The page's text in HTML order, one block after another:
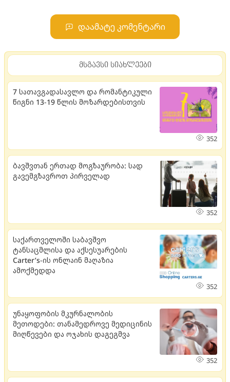
დაამატე კომენტარი
მსგავსი სიახლეები
7 სათავგადასავლო და რომანტიკული
წიგნი 13-19 წლის მოზარდებისთვის
352
ბავშვთან ერთად მოგზაურობა: სად
გავემგზავროთ პირველად
352
საქართველოში საბავშვო
ტანსაცმლისა და აქსესუარების
Carter’s-ის ონლაინ მაღაზია
ამოქმედდა
352
უნაყოფობის მკურნალობის
მეთოდები: თანამედროვე მედიცინის
მიღწევები და ოჯახის დაგეგმვა
352